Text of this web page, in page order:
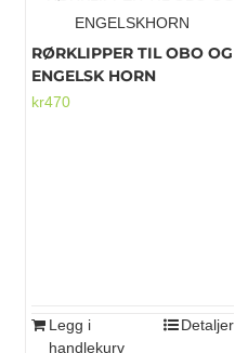
RØRKLIPPER TIL OBO OG
ENGELSK HORN
kr470
Legg i
handlekurv
Detaljer